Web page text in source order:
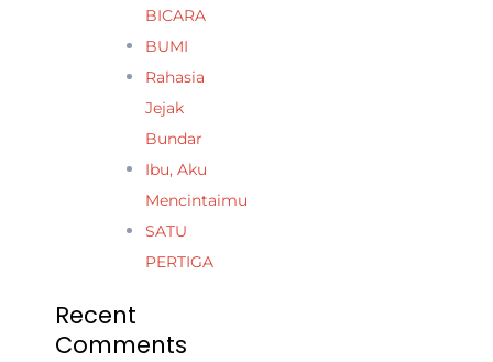
BICARA
BUMI
Rahasia
Jejak
Bundar
Ibu, Aku
Mencintaimu
SATU
PERTIGA
Recent
Comments